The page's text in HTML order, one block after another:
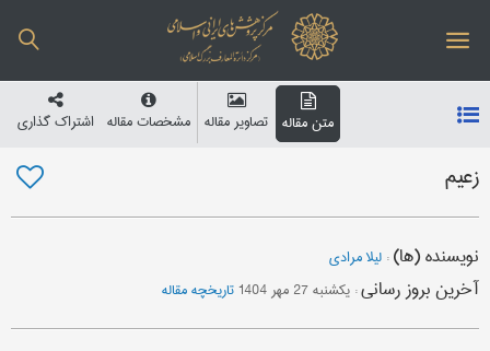
متن مقاله تصاویر مقاله مشخصات مقاله اشتراک گذاری
زعیم
نویسنده (ها): لیلا مرادی
آخرین بروز رسانی: یکشنبه 27 مهر 1404 تاریخچه مقاله